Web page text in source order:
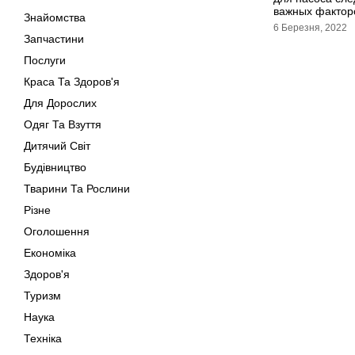
Знайомства
Запчастини
Послуги
Краса Та Здоров'я
Для Дорослих
Одяг Та Взуття
Дитячий Світ
Будівництво
Тварини Та Рослини
Різне
Оголошення
Економіка
Здоров'я
Туризм
Наука
Техніка
важных
6 Березня, 2022